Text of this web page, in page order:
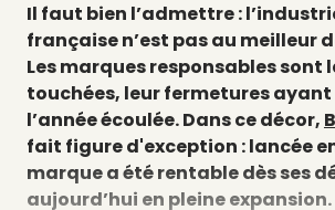
Il faut bien l’admettre :
française n’est pas au meilleur
Les marques responsables sont
touchées, leur fermetures
l’année écoulée. Dans ce décor,
fait figure d'exception : lancée
marque a été rentable dès ses
aujourd’hui en pleine expansion.